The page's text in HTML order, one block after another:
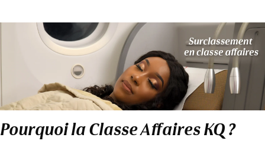
Pourquoi la Classe Affaires KQ ?